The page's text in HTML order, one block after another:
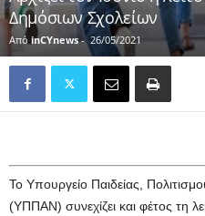
Δημόσιων Σχολείων
Από inCYnews- 26/05/2021
Το Υπουργείο Παιδείας,
(ΥΠΠΑΝ) συνεχίζει και φέτος τη